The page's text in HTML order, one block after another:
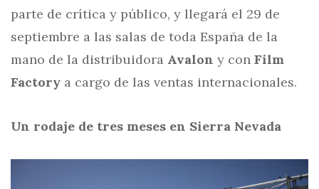
parte de crítica y público, y llegará el 29 de
septiembre a las salas de toda España de la
mano de la distribuidora Avalon y con Film
Factory a cargo de las ventas internacionales.
Un rodaje de tres meses en Sierra Nevada